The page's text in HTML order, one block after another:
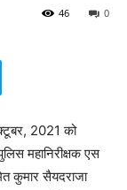
0
46
2021 को
महानिरीक्षक एस
कुमार सैयदराजा